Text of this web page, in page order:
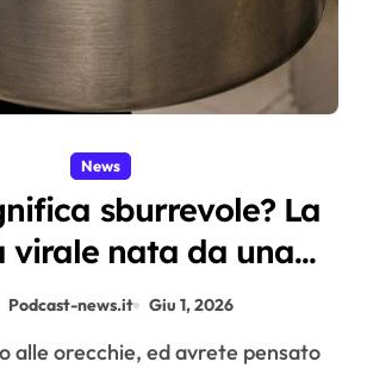
News
sburrevole? La
virale nata da una
di carbonara
Podcast-news.it Giu 1, 2026